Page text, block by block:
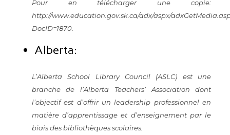
Pour en télécharger une copie:
http://www.education.gov.sk.ca/adx/aspx/
DocID=1870.
Alberta:
L’Alberta School Library Council (ASLC) est une
branche de l’Alberta Teachers’ Association dont
l’objectif est d’offrir un leadership professionnel en
matière d’apprentissage et d’enseignement par le
biais des bibliothèques scolaires.